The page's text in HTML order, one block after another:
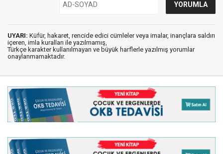
UYARI: Küfür, hakaret, rencide edici cümleler veya imalar, inançlara saldırı
içeren, imla kuralları ile yazılmamış,
Türkçe karakter kullanılmayan ve büyük harflerle yazılmış yorumlar
onaylanmamaktadır.